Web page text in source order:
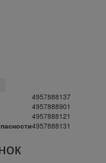
4957888137
4957888901
4957888121
4957888131